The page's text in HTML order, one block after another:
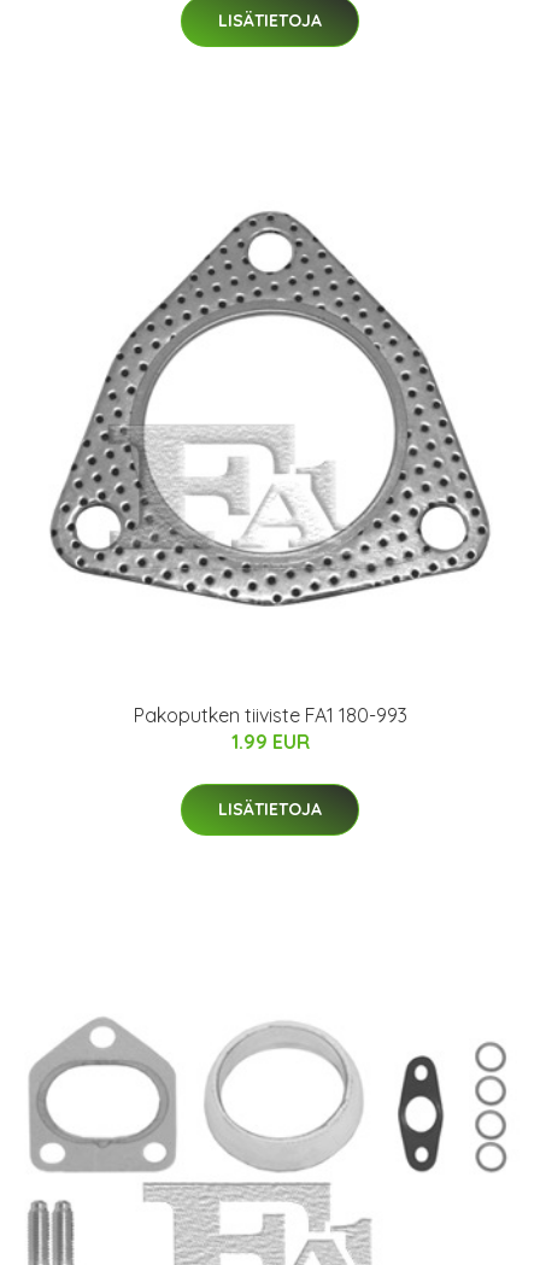
LISÄTIETOJA
Pakoputken tiiviste FA1 180-993
1.99 EUR
LISÄTIETOJA